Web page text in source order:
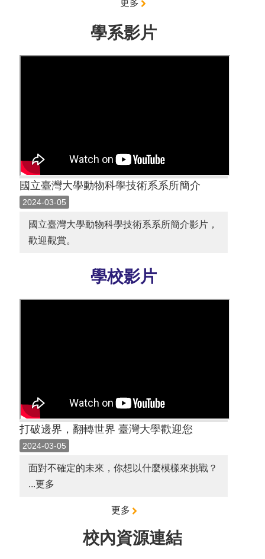
更多
學系影片
國立臺灣大學動物科學技術系系所簡介
2024-03-05
國立臺灣大學動物科學技術系系所簡介影片，
歡迎觀賞。
學校影片
打破邊界，翻轉世界 臺灣大學歡迎您
2024-03-05
面對不確定的未來，你想以什麼模樣來挑戰？
...更多
更多
校內資源連結